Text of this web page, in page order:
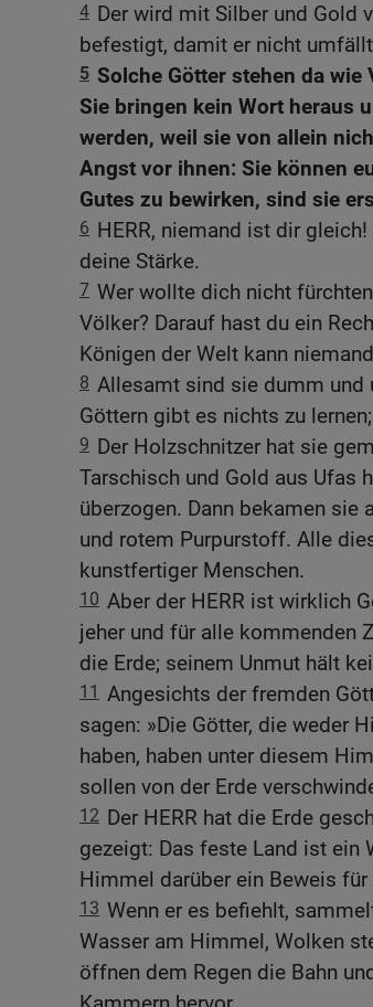
4 Der wird mit Silber und Gold
befestigt, damit er nicht
5 Solche Götter stehen da
Sie bringen kein Wort heraus
werden, weil sie von allein
Angst vor ihnen: Sie können
Gutes zu bewirken, sind sie
6 HERR, niemand ist dir
deine Stärke.
7 Wer wollte dich nicht
Völker? Darauf hast du ein
Königen der Welt kann
8 Allesamt sind sie dumm und
Göttern gibt es nichts zu
9 Der Holzschnitzer hat sie
Tarschisch und Gold aus Ufas
überzogen. Dann bekamen sie
und rotem Purpurstoff. Alle
kunstfertiger Menschen.
10 Aber der HERR ist wirklich
jeher und für alle kommenden
die Erde; seinem Unmut hält
11 Angesichts der fremden
sagen: »Die Götter, die weder
haben, haben unter diesem
sollen von der Erde
12 Der HERR hat die Erde
gezeigt: Das feste Land ist ein
Himmel darüber ein Beweis
13 Wenn er es befiehlt,
Wasser am Himmel, Wolken
öffnen dem Regen die Bahn